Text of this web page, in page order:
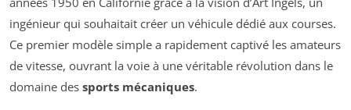
ingénieur qui souhaitait créer un véhicule dédié aux courses.
Ce premier modèle simple a rapidement captivé les amateurs
de vitesse, ouvrant la voie à une véritable révolution dans le
domaine des sports mécaniques.